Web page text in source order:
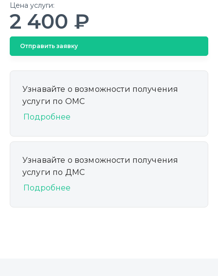
Цена услуги:
2 400 ₽
Отправить заявку
Узнавайте о возможности получения
услуги по ОМС
Подробнее
Узнавайте о возможности получения
услуги по ДМС
Подробнее